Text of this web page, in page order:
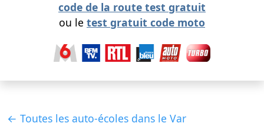
code de la route test gratuit
ou le test gratuit code moto
← Toutes les auto-écoles dans le Var